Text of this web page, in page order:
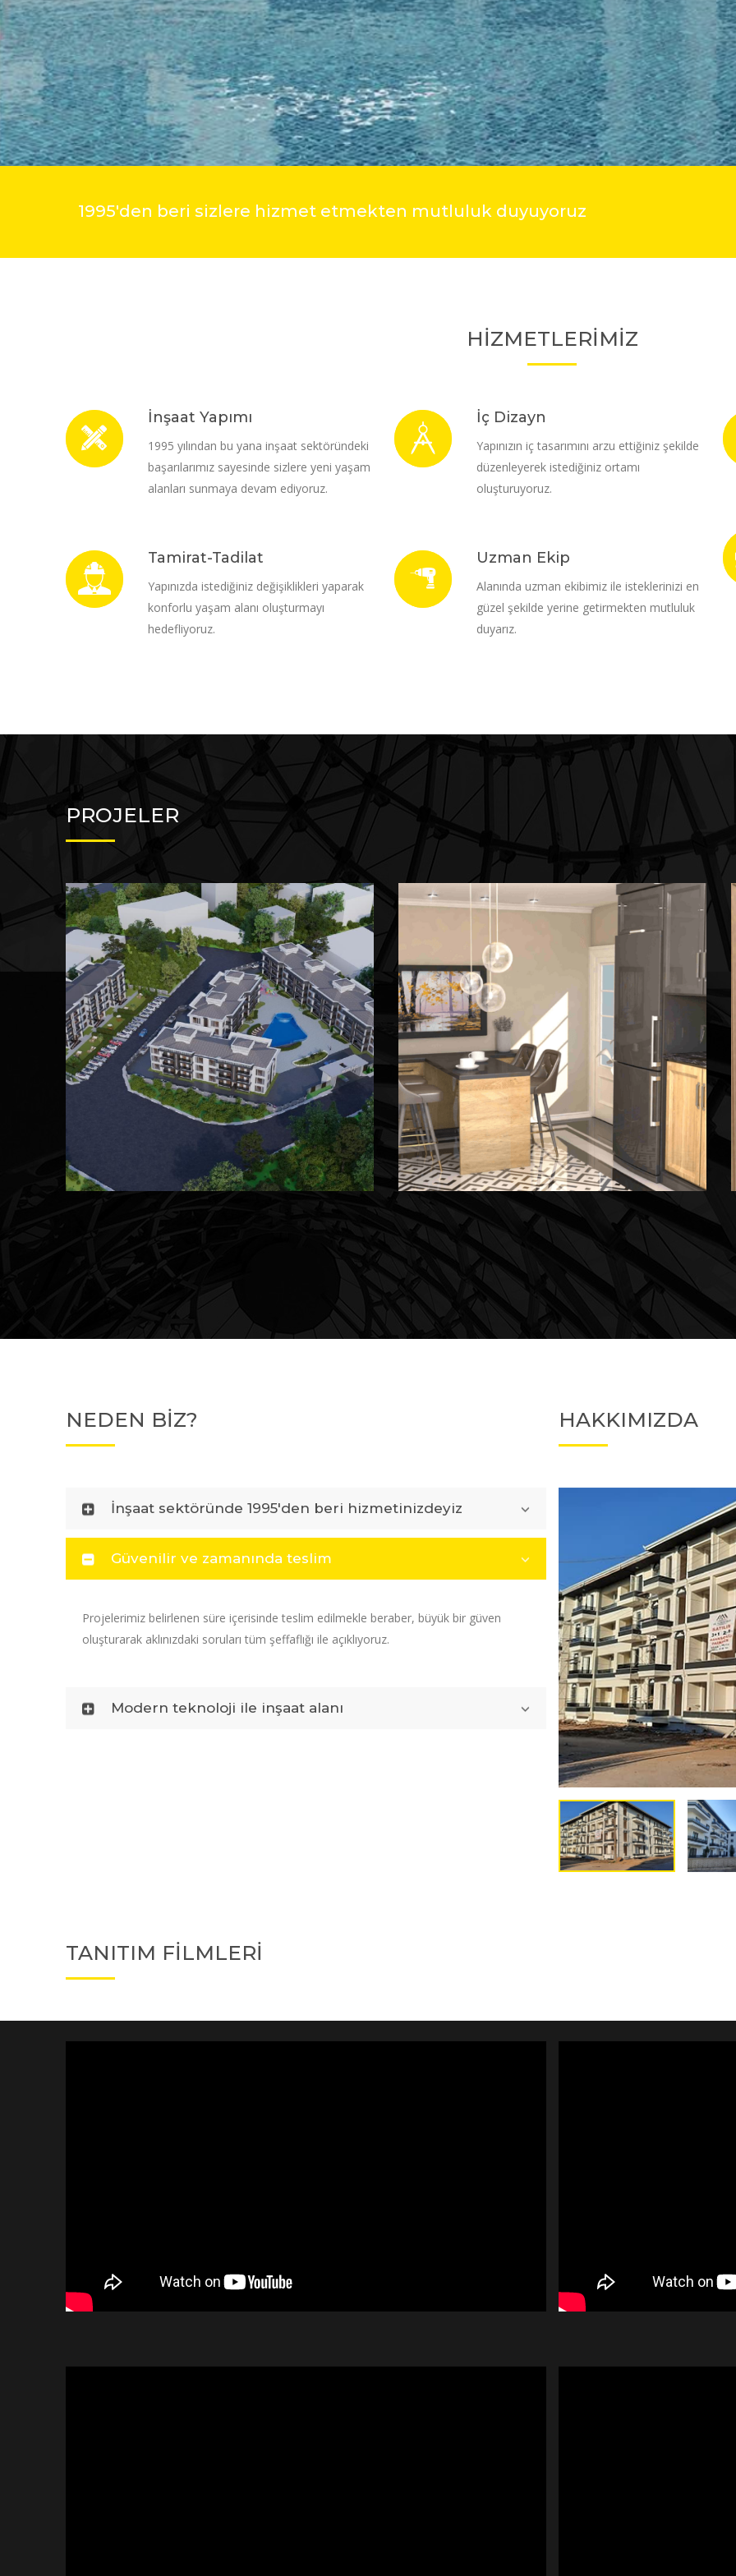
1995'den beri sizlere hizmet etmekten mutluluk duyuyoruz
HİZMETLERİMİZ
İnşaat Yapımı
1995 yılından bu yana inşaat sektöründeki
başarılarımız sayesinde sizlere yeni yaşam
alanları sunmaya devam ediyoruz.
Tamirat-Tadilat
Yapınızda istediğiniz değişiklikleri yaparak
konforlu yaşam alanı oluşturmayı
hedefliyoruz.
İç Dizayn
Yapınızın iç tasarımını arzu ettiğiniz şekilde
düzenleyerek istediğiniz ortamı
oluşturuyoruz.
Uzman Ekip
Alanında uzman ekibimiz ile isteklerinizi en
güzel şekilde yerine getirmekten mutluluk
duyarız.
PROJELER
MK Sare Evleri Devam Eden Proje 2
Devam Eden
NEDEN BİZ?
İnşaat sektöründe 1995'den beri hizmetinizdeyiz
Güvenilir ve zamanında teslim
Projelerimiz belirlenen süre içerisinde teslim edilmekle beraber, büyük bir güven
oluşturarak aklınızdaki soruları tüm şeffaflığı ile açıklıyoruz.
Modern teknoloji ile inşaat alanı
HAKKIMIZDA
TANITIM FİLMLERİ